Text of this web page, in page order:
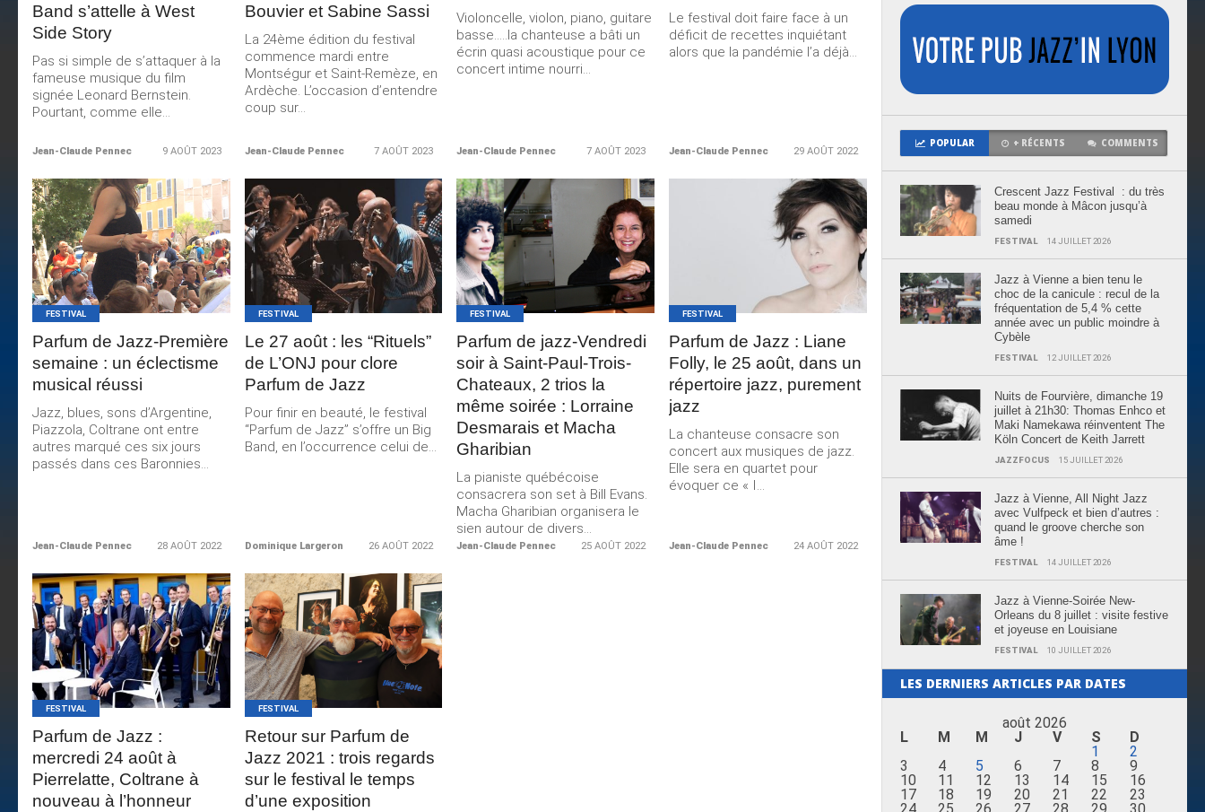
Band s’attelle à West
Side Story
Pas si simple de s’attaquer à la
fameuse musique du film
signée Leonard Bernstein.
Pourtant, comme elle...
Jean-Claude Pennec 9 AOÛT 2023
Bouvier et Sabine Sassi
La 24ème édition du festival
commence mardi entre
Montségur et Saint-Remèze, en
Ardèche. L’occasion d’entendre
coup sur...
Jean-Claude Pennec 7 AOÛT 2023
Violoncelle, violon, piano, guitare
basse…..la chanteuse a bâti un
écrin quasi acoustique pour ce
concert intime nourri...
Jean-Claude Pennec 7 AOÛT 2023
Le festival doit faire face à un
déficit de recettes inquiétant
alors que la pandémie l’a déjà...
Jean-Claude Pennec 29 AOÛT 2022
LIRE LA
SUITE
FESTIVAL
Parfum de Jazz-Première
semaine : un éclectisme
musical réussi
Jazz, blues, sons d’Argentine,
Piazzola, Coltrane ont entre
autres marqué ces six jours
passés dans ces Baronnies...
Jean-Claude Pennec 28 AOÛT 2022
LIRE LA
SUITE
FESTIVAL
Le 27 août : les “Rituels”
de L’ONJ pour clore
Parfum de Jazz
Pour finir en beauté, le festival
“Parfum de Jazz” s’offre un Big
Band, en l’occurrence celui de...
Dominique Largeron 26 AOÛT 2022
LIRE LA
SUITE
FESTIVAL
Parfum de jazz-Vendredi
soir à Saint-Paul-Trois-
Chateaux, 2 trios la
même soirée : Lorraine
Desmarais et Macha
Gharibian
La pianiste québécoise
consacrera son set à Bill Evans.
Macha Gharibian organisera le
sien autour de divers...
Jean-Claude Pennec 25 AOÛT 2022
LIRE LA
SUITE
FESTIVAL
Parfum de Jazz : Liane
Folly, le 25 août, dans un
répertoire jazz, purement
jazz
La chanteuse consacre son
concert aux musiques de jazz.
Elle sera en quartet pour
évoquer ce « I...
Jean-Claude Pennec 24 AOÛT 2022
LIRE LA
SUITE
FESTIVAL
Parfum de Jazz :
mercredi 24 août à
Pierrelatte, Coltrane à
nouveau à l’honneur
LIRE LA
SUITE
FESTIVAL
Retour sur Parfum de
Jazz 2021 : trois regards
sur le festival le temps
d’une exposition
POPULAR + RÉCENTS COMMENTS
Crescent Jazz Festival : du très
beau monde à Mâcon jusqu’à
samedi
FESTIVAL 14 JUILLET 2026
Jazz à Vienne a bien tenu le
choc de la canicule : recul de la
fréquentation de 5,4 % cette
année avec un public moindre à
Cybèle
FESTIVAL 12 JUILLET 2026
Nuits de Fourvière, dimanche 19
juillet à 21h30: Thomas Enhco et
Maki Namekawa réinventent The
Köln Concert de Keith Jarrett
JAZZFOCUS 15 JUILLET 2026
Jazz à Vienne, All Night Jazz
avec Vulfpeck et bien d’autres :
quand le groove cherche son
âme !
FESTIVAL 14 JUILLET 2026
Jazz à Vienne-Soirée New-
Orleans du 8 juillet : visite festive
et joyeuse en Louisiane
FESTIVAL 10 JUILLET 2026
LES DERNIERS ARTICLES PAR DATES
août 2026
L
M M J V S
D
1
2
3
4 5 6 7 8
9
10
11 12 13 14 15
16
17
18 19 20 21 22
23